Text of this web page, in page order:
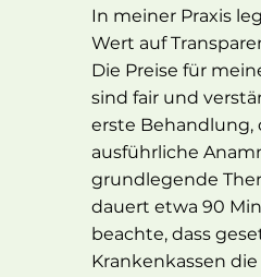
In meiner Praxis
Wert auf
Die Preise für
sind fair und
erste Behandlung,
ausführliche
grundlegende
dauert etwa 90
beachte, dass
Krankenkassen